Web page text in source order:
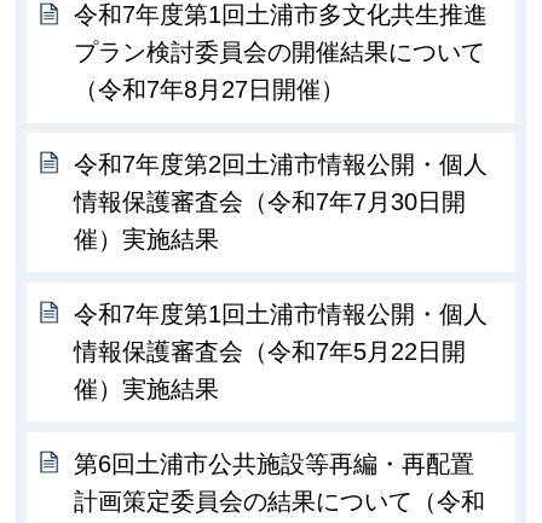
令和7年度第1回土浦市多文化共生推進
プラン検討委員会の開催結果について
（令和7年8月27日開催）
令和7年度第2回土浦市情報公開・個人
情報保護審査会（令和7年7月30日開
催）実施結果
令和7年度第1回土浦市情報公開・個人
情報保護審査会（令和7年5月22日開
催）実施結果
第6回土浦市公共施設等再編・再配置
計画策定委員会の結果について（令和